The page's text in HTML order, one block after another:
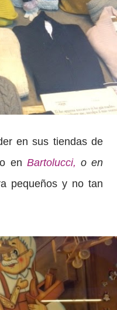
en sus tiendas de
en Bartolucci, o en
pequeños y no tan